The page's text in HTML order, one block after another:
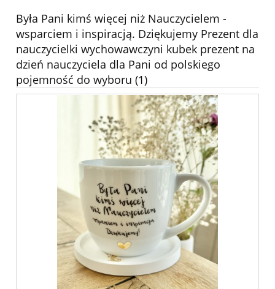
Była Pani kimś więcej niż Nauczycielem -
wsparciem i inspiracją. Dziękujemy Prezent dla
nauczycielki wychowawczyni kubek prezent na
dzień nauczyciela dla Pani od polskiego
pojemność do wyboru (1)